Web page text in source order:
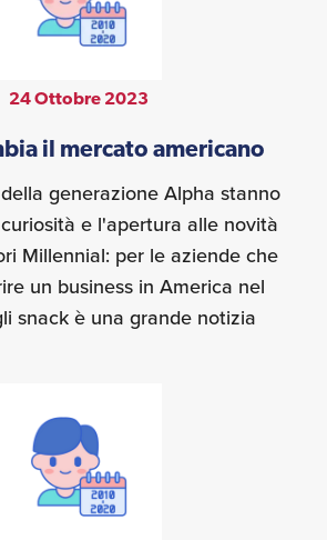
24 Ottobre 2023
il mercato americano
generazione Alpha stanno
e l'apertura alle novità
Millennial: per le aziende che
un business in America nel
snack è una grande notizia